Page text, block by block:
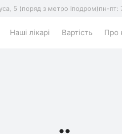
5 (поряд з метро Іподром)пн-пт:
Наші лікарі Вартість Про